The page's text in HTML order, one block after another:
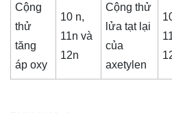
Cộng
thử
tăng
áp oxy
10 n,
11n và
12n
Cộng thử
lửa tạt lại
của
axetylen